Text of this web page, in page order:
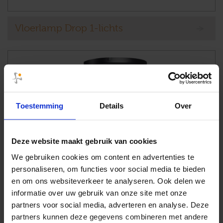
Toestemming Details Over
Deze website maakt gebruik van cookies
We gebruiken cookies om content en advertenties te
personaliseren, om functies voor social media te bieden
en om ons websiteverkeer te analyseren. Ook delen we
informatie over uw gebruik van onze site met onze
partners voor social media, adverteren en analyse. Deze
partners kunnen deze gegevens combineren met andere
Vloerlamp Drop 1-lichts